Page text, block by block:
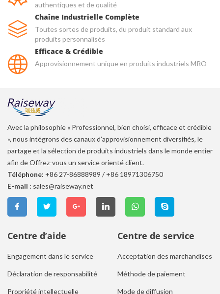
authentiques et de qualité
Chaîne Industrielle Complète
Toutes sortes de produits, du produit standard aux
produits personnalisés
Efficace & Crédible
Approvisionnement unique en produits industriels MRO
Avec la philosophie « Professionnel, bien choisi, efficace et crédible
», nous intégrons des canaux d’approvisionnement diversifiés, le
partage et la sélection de produits industriels dans le monde entier
afin de Offrez-vous un service orienté client.
Téléphone: +86 27-86888989 / +86 18971306750
E-mail : sales@raiseway.net
Centre d’aide
Engagement dans le service
Déclaration de responsabilité
Propriété intellectuelle
Centre de service
Acceptation des marchandises
Méthode de paiement
Mode de diffusion